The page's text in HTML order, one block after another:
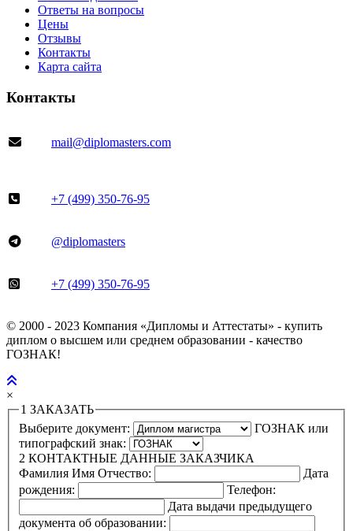
Ответы на вопросы
Цены
Отзывы
Контакты
Карта сайта
Контакты
mail@diplomasters.com
+7 (499) 350-76-95
@diplomasters
+7 (499) 350-76-95
© 2000 - 2023 Компания «Дипломы и Аттестаты» - купить
диплом о высшем или среднем образовании - качество
ГОЗНАК!
×
1 ЗАКАЗАТЬ
Выберите документ:
ГОЗНАК или
типографский знак:
2 КОНТАКТНЫЕ ДАННЫЕ ЗАКАЗЧИКА
Фамилия Имя Отчество:
Дата
рождения:
Телефон:
Дата выдачи предыдущего
документа об образовании: